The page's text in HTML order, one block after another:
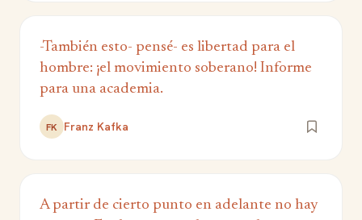
-También esto- pensé- es libertad para el
hombre: ¡el movimiento soberano! Informe
para una academia.
FK Franz Kafka
A partir de cierto punto en adelante no hay